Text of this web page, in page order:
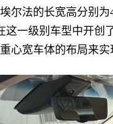
尔法的长宽高分别为
这一级别车型中开创
心宽车体的布局来实